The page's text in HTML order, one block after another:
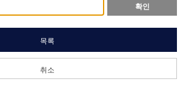
확인
목록
취소